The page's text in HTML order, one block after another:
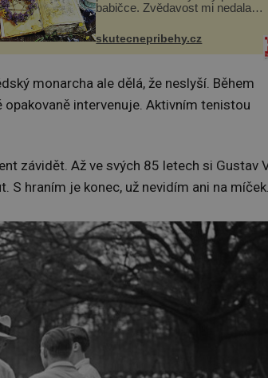
babičce. Zvědavost mi nedala a
lektvar… Zimní pobyt na
chalupě se pro mě vlastní vinou
změnil v děsivý zážitek, na kt...
skutecnepribehy.cz
monarcha ale dělá, že neslyší. Během
intervenuje. Aktivním tenistou
závidět. Až ve svých 85 letech si Gustav
S hraním je konec, už nevidím ani na